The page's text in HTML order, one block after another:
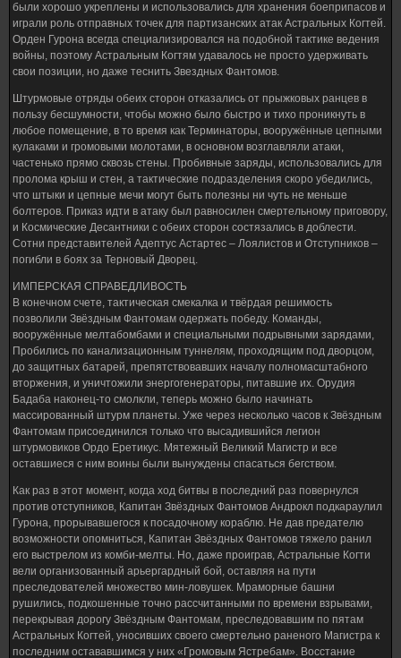
были хорошо укреплены и использовались для хранения боеприпасов и
играли роль отправных точек для партизанских атак Астральных Когтей.
Орден Гурона всегда специализировался на подобной тактике ведения
войны, поэтому Астральным Когтям удавалось не просто удерживать
свои позиции, но даже теснить Звездных Фантомов.
Штурмовые отряды обеих сторон отказались от прыжковых ранцев в
пользу бесшумности, чтобы можно было быстро и тихо проникнуть в
любое помещение, в то время как Терминаторы, вооружённые цепными
кулаками и громовыми молотами, в основном возглавляли атаки,
частенько прямо сквозь стены. Пробивные заряды, использовались для
пролома крыш и стен, а тактические подразделения скоро убедились,
что штыки и цепные мечи могут быть полезны ни чуть не меньше
болтеров. Приказ идти в атаку был равносилен смертельному приговору,
и Космические Десантники с обеих сторон состязались в доблести.
Сотни представителей Адептус Астартес – Лоялистов и Отступников –
погибли в боях за Терновый Дворец.
ИМПЕРСКАЯ СПРАВЕДЛИВОСТЬ
В конечном счете, тактическая смекалка и твёрдая решимость
позволили Звёздным Фантомам одержать победу. Команды,
вооружённые мелтабомбами и специальными подрывными зарядами,
Пробились по канализационным туннелям, проходящим под дворцом,
до защитных батарей, препятствовавших началу полномасштабного
вторжения, и уничтожили энергогенераторы, питавшие их. Орудия
Бадаба наконец-то смолкли, теперь можно было начинать
массированный штурм планеты. Уже через несколько часов к Звёздным
Фантомам присоединился только что высадившийся легион
штурмовиков Ордо Еретикус. Мятежный Великий Магистр и все
оставшиеся с ним воины были вынуждены спасаться бегством.
Как раз в этот момент, когда ход битвы в последний раз повернулся
против отступников, Капитан Звёздных Фантомов Андрокл подкараулил
Гурона, прорывавшегося к посадочному кораблю. Не дав предателю
возможности опомниться, Капитан Звёздных Фантомов тяжело ранил
его выстрелом из комби-мелты. Но, даже проиграв, Астральные Когти
вели организованный арьергардный бой, оставляя на пути
преследователей множество мин-ловушек. Мраморные башни
рушились, подкошенные точно рассчитанными по времени взрывами,
перекрывая дорогу Звёздным Фантомам, преследовавшим по пятам
Астральных Когтей, уносивших своего смертельно раненого Магистра к
последним остававшимся у них «Громовым Ястребам». Восстание